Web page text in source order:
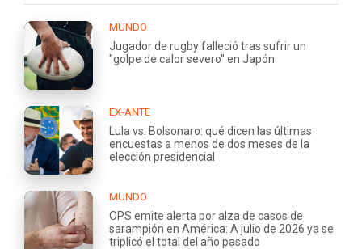
MUNDO
Jugador de rugby falleció tras sufrir un
"golpe de calor severo" en Japón
EX-ANTE
Lula vs. Bolsonaro: qué dicen las últimas
encuestas a menos de dos meses de la
elección presidencial
MUNDO
OPS emite alerta por alza de casos de
sarampión en América: A julio de 2026 ya se
triplicó el total del año pasado